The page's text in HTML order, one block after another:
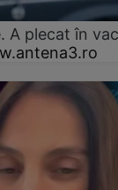
A plecat în